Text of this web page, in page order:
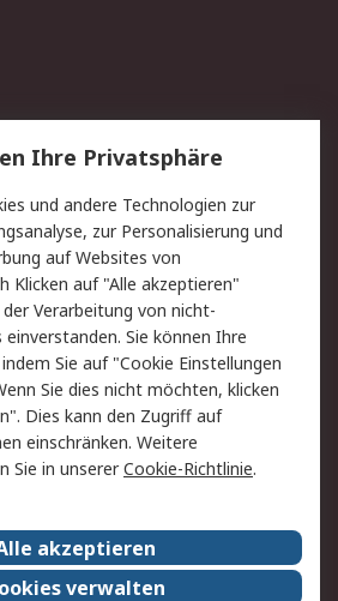
Lieferlösungen
Kontakt
Datenschutz
Zahlungsbedingungen
Webseite Konditionen
RS weltweit
Nachhaltigkeit
Ihre Privatsphäre
und andere Technologien zur
zur Personalisierung und
auf Websites von
Klicken auf "Alle akzeptieren"
Verarbeitung von nicht-
Sie können Ihre
Sie auf "Cookie Einstellungen
Sie dies nicht möchten, klicken
Dies kann den Zugriff auf
einschränken. Weitere
Sie in unsererCookie-Richtlinie.
akzeptieren
verwalten